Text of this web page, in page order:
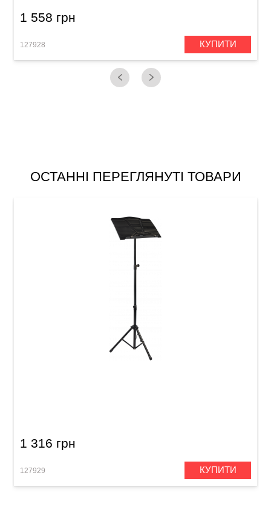
1 558 грн
127928 КУПИТИ
ОСТАННІ ПЕРЕГЛЯНУТІ ТОВАРИ
1 316 грн
127929 КУПИТИ